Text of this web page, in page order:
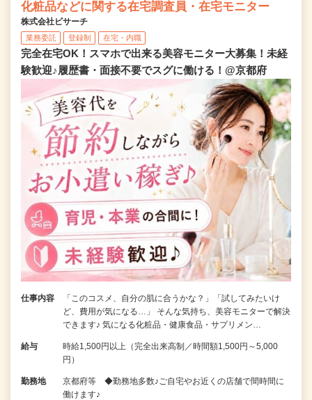
化粧品などに関する在宅調査員・在宅モニター
株式会社ビサーチ
業務委託 登録制 在宅・内職
完全在宅OK！スマホで出来る美容モニター大募集！未経
験歓迎♪履歴書・面接不要でスグに働ける！@京都府
仕事内容
「このコスメ、自分の肌に合うかな？」「試してみたいけ
ど、費用が気になる…」 そんな気持ち、美容モニターで解決
できます♪ 気になる化粧品・健康食品・サプリメン…
給与
時給1,500円以上（完全出来高制／時間額1,500円～5,000
円）
勤務地
京都府等 ◆勤務地多数♪ご自宅やお近くの店舗で間時間に
働けます♪